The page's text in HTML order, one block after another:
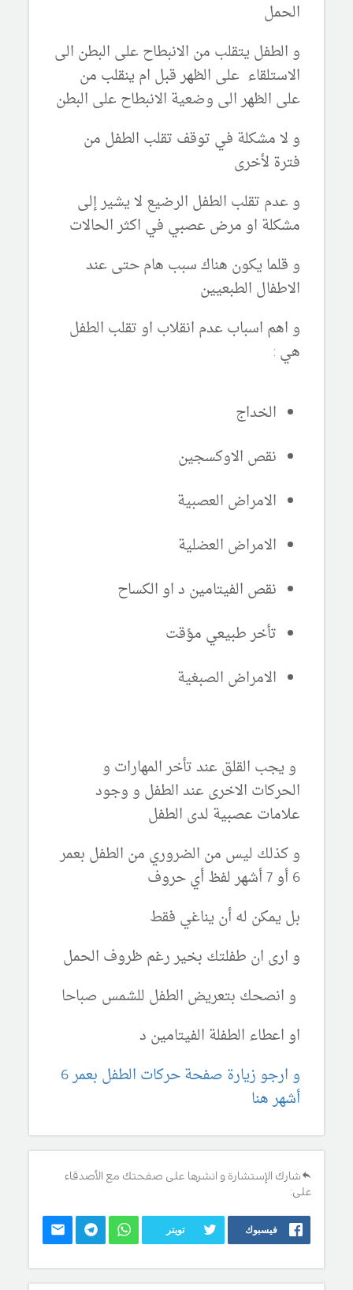
الحمل
و الطفل يتقلب من الانبطاح على البطن الى
الاستلقاء على الظهر قبل ام ينقلب من
على الظهر الى وضعية الانبطاح على البطن
و لا مشكلة في توقف تقلب الطفل من
فترة لأخرى
و عدم تقلب الطفل الرضيع لا يشير إلى
مشكلة او مرض عصبي في اكثر الحالات
و قلما يكون هناك سبب هام حتى عند
الاطفال الطبعيين
و اهم اسباب عدم انقلاب او تقلب الطفل
هي :
الخداج
نقص الاوكسجين
الامراض العصبية
الامراض العضلية
نقص الفيتامين د او الكساح
تأخر طبيعي مؤقت
الامراض الصبغية
و يجب القلق عند تأخر المهارات و
الحركات الاخرى عند الطفل و وجود
علامات عصبية لدى الطفل
و كذلك ليس من الضروري من الطفل بعمر
6 أو 7 أشهر لفظ أي حروف
بل يمكن له أن يناغي فقط
و ارى ان طفلتك بخير رغم ظروف الحمل
و انصحك بتعريض الطفل للشمس صباحا
او اعطاء الطفلة الفيتامين د
و ارجو زيارة صفحة حركات الطفل بعمر 6
أشهر هنا
شارك الإستشارة و انشرها على صفحتك مع الأصدقاء
على:
فيسبوك تويتر